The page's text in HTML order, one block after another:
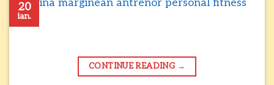
20
ian.
CONTINUE READING →